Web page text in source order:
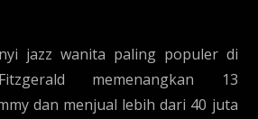
jazz wanita paling populer di
memenangkan 13
dan menjual lebih dari 40 juta